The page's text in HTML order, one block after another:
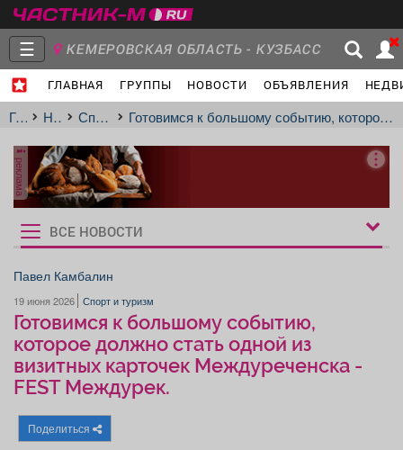
☰ КЕМЕРОВСКАЯ ОБЛАСТЬ - КУЗБАСС
ГЛАВНАЯ ГРУППЫ НОВОСТИ ОБЪЯВЛЕНИЯ
Главная
Новости
Объявления Недвижимость Услуги
Работа
Афиша
ГлавнаяНовости
Спорт и туризм Готовимся к большому событию, которое должно стать одной из визитных карточек Междуреченска - FEST Междурек.
реклама
Рукбрики
новостей
ВСЕ НОВОСТИ
Павел Камбалин
19 июня 2026 Спорт и туризм
Готовимся к большому событию,
которое должно стать одной из
визитных карточек Междуреченска -
FEST Междурек.
Поделиться